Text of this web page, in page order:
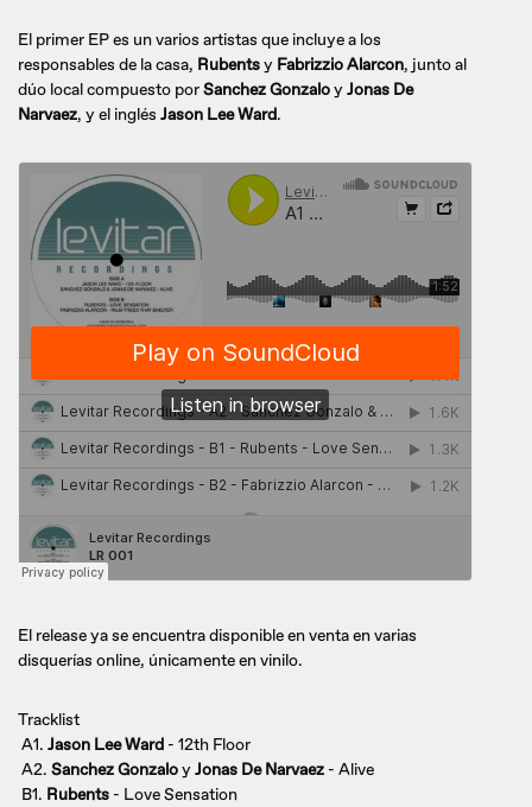
El primer EP es un varios artistas que incluye a los
responsables de la casa, Rubentsy Fabrizzio Alarcon, junto al
dúo local compuesto porSanchez GonzaloyJonas De
Narvaez, y el inglés Jason Lee Ward.
El release ya se encuentra disponible en venta en varias
disquerías online, únicamente en vinilo.
Tracklist
A1. Jason Lee Ward - 12th Floor
A2. Sanchez GonzaloyJonas De Narvaez - Alive
B1. Rubents - Love Sensation